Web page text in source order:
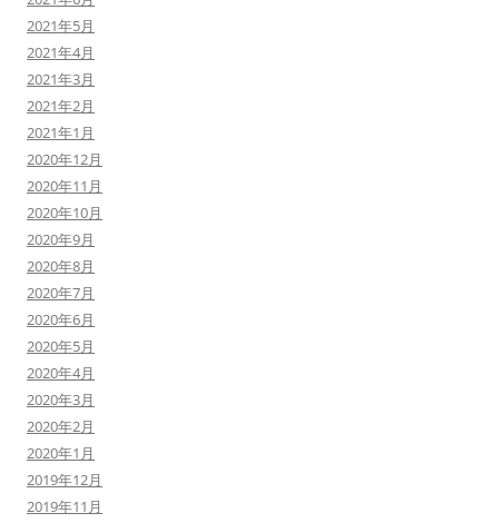
2021年5月
2021年4月
2021年3月
2021年2月
2021年1月
2020年12月
2020年11月
2020年10月
2020年9月
2020年8月
2020年7月
2020年6月
2020年5月
2020年4月
2020年3月
2020年2月
2020年1月
2019年12月
2019年11月